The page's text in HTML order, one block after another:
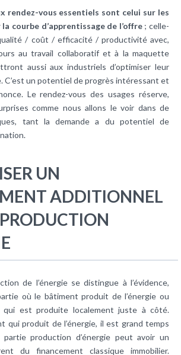
rendez-vous essentiels sont celui sur les
courbe d’apprentissage de l’offre ; celle-
/ coût / efficacité / productivité avec,
au travail collaboratif et à la maquette
aussi aux industriels d’optimiser leur
C’est un potentiel de progrès intéressant et
Le rendez-vous des usages réserve,
comme nous allons le voir dans de
tant la demande a du potentiel de
UN
ADDITIONNEL
de l’énergie se distingue à l’évidence,
où le bâtiment produit de l’énergie ou
qui est produite localement juste à côté.
qui produit de l’énergie, il est grand temps
production d’énergie peut avoir un
du financement classique immobilier.